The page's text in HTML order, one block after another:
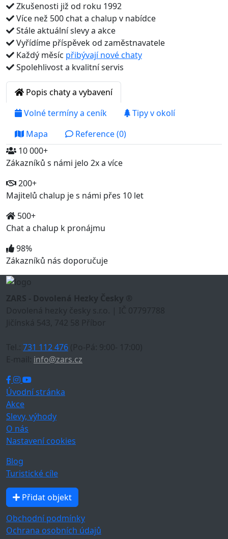
Zkušenosti již od roku 1992
Více než 500 chat a chalup v nabídce
Stále aktuální slevy a akce
Vyřídíme příspěvek od zaměstnavatele
Každý měsíc přibývají nové chaty
Spolehlivost a kvalitní servis
Popis chaty a vybavení
Volné termíny a ceník
Tipy v okolí
Mapa
Reference (0)
10 000+
Zákazníků s námi jelo 2x a více
200+
Majitelů chalup je s námi přes 10 let
500+
Chat a chalup k pronájmu
98%
Zákazníků nás doporučuje
ZARS - Dovolená Hezky Česky ®
Dovolená hezky česky s.r.o. | IČ 07797788
Jičínská 543, 742 58 Příbor
Tel.: 731 112 476 (Po-Pá: 9:00- 17:00)
E-mail: info@zars.cz
Úvodní stránka
Akce
Slevy, výhody
O nás
Nastavení cookies
Blog
Turistické cíle
Přidat objekt
Obchodní podmínky
Ochrana osobních údajů